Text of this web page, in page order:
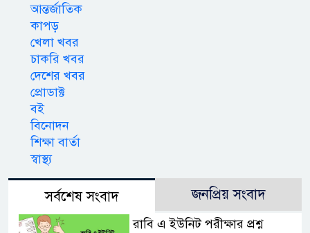
আন্তর্জাতিক
কাপড়
খেলা খবর
চাকরি খবর
দেশের খবর
প্রোডাক্ট
বই
বিনোদন
শিক্ষা বার্তা
স্বাস্থ্য
সর্বশেষ সংবাদ জনপ্রিয় সংবাদ
রাবি এ ইউনিট পরীক্ষার প্রশ্ন